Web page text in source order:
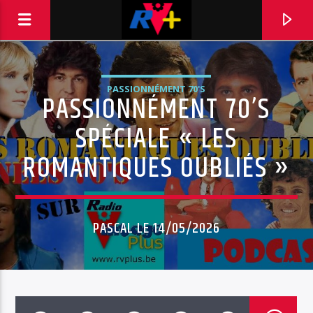
RADIO VINTAGE PLUS
POUR ET AVEC VOUS
PASSIONNÉMENT 70'S
PASSIONNÉMENT 70’S
SPÉCIALE « LES
ROMANTIQUES OUBLIÉS »
PASCAL LE 14/05/2026